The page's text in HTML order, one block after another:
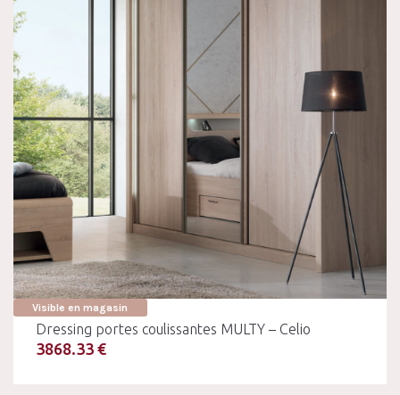
Visible en magasin
Dressing portes coulissantes MULTY – Celio
3868.33 €